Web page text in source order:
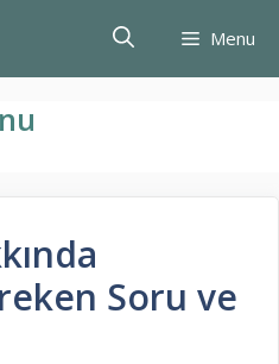
Menu
Soru ve